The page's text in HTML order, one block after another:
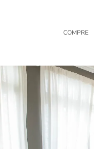
COMPRE